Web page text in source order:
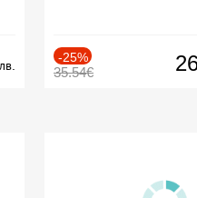
лв.
-25%
35.54€